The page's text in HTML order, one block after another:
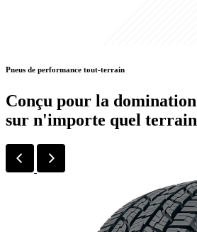
Pneus de performance tout-terrain
Conçu pour la domination
sur n'importe quel terrain